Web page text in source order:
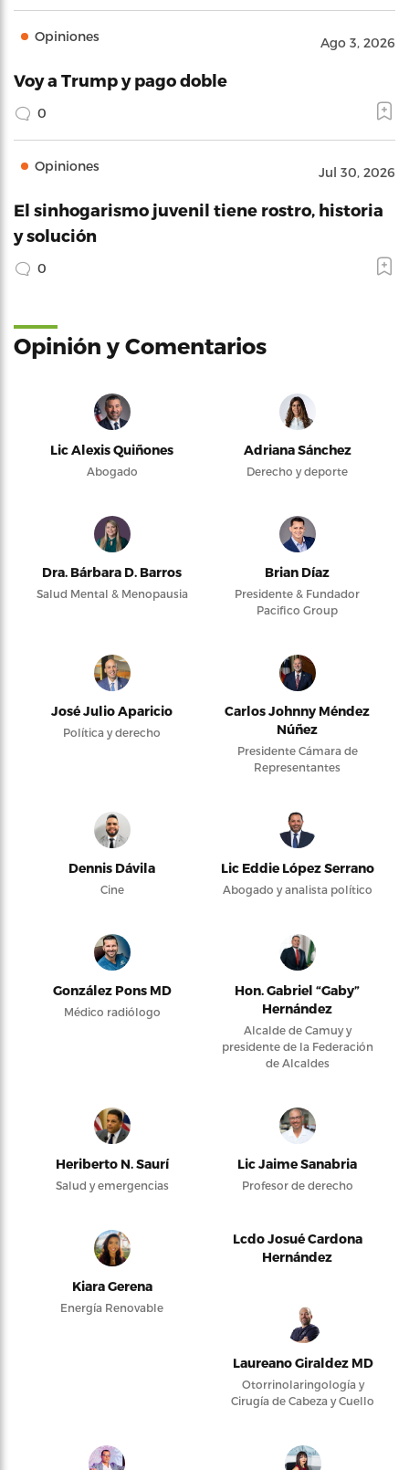
Opiniones Ago 3, 2026
Voy a Trump y pago doble
0
Opiniones Jul 30, 2026
El sinhogarismo juvenil tiene rostro, historia
y solución
0
Opinión y Comentarios
Lic Alexis Quiñones
Abogado
Adriana Sánchez
Derecho y deporte
Dra. Bárbara D. Barros
Salud Mental & Menopausia
Brian Díaz
Presidente & Fundador
Pacifico Group
José Julio Aparicio
Política y derecho
Carlos Johnny Méndez
Núñez
Presidente Cámara de
Representantes
Dennis Dávila
Cine
Lic Eddie López Serrano
Abogado y analista político
González Pons MD
Médico radiólogo
Hon. Gabriel “Gaby”
Hernández
Alcalde de Camuy y
presidente de la Federación
de Alcaldes
Heriberto N. Saurí
Salud y emergencias
Lic Jaime Sanabria
Profesor de derecho
Kiara Gerena
Energía Renovable
Lcdo Josué Cardona
Hernández
Laureano Giraldez MD
Otorrinolaringología y
Cirugía de Cabeza y Cuello